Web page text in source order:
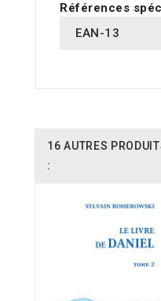
Références
EAN-13
16 AUTRES
: